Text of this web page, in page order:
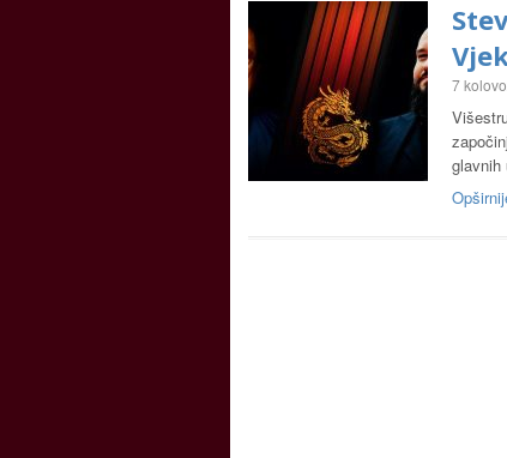
7
glavnih